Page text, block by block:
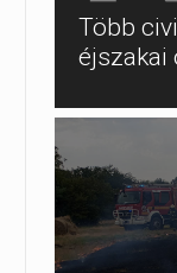
Több
éjszakai